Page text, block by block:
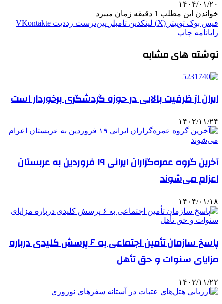
۱۴۰۴/۰۱/۲۰
خواندن این مطلب 1 دقیقه زمان میبرد
فیس بوک توییتر (X) لینکدین ‫تامبلر ‫پین‌ترست ‫رددیت ‫VKontakte
رایانامه چاپ
نوشته های مشابه
ایران از ظرفیت بالایی در حوزه گردشگری برخوردار است
۱۴۰۲/۱۱/۲۴
آخرین گروه عمره‌گزاران ایرانی ۱۹ فروردین به عربستان
اعزام می‌شوند
۱۴۰۴/۰۱/۱۸
پاسخ سازمان تأمین اجتماعی به ۶ پرسش کلیدی درباره
مزایای سنوات و حق تأهل
۱۴۰۲/۱۱/۲۲